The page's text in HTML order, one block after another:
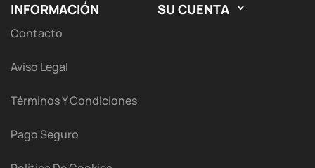
INFORMACIÓN
Contacto
Aviso Legal
Términos Y Condiciones
Pago Seguro
SU CUENTA 